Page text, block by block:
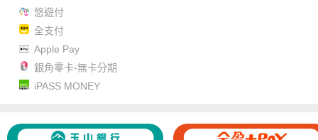
悠遊付
全支付
Apple Pay
銀角零卡-無卡分期
iPASS MONEY